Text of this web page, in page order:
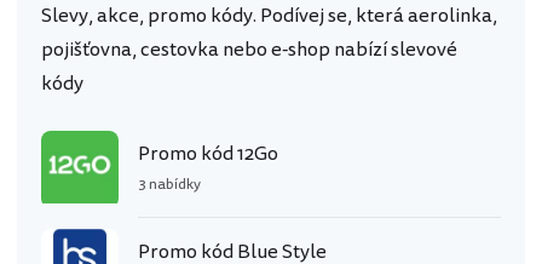
Slevy, akce, promo kódy. Podívej se, která aerolinka,
pojišťovna, cestovka nebo e-shop nabízí slevové
kódy
Promo kód 12Go
3 nabídky
Promo kód Blue Style